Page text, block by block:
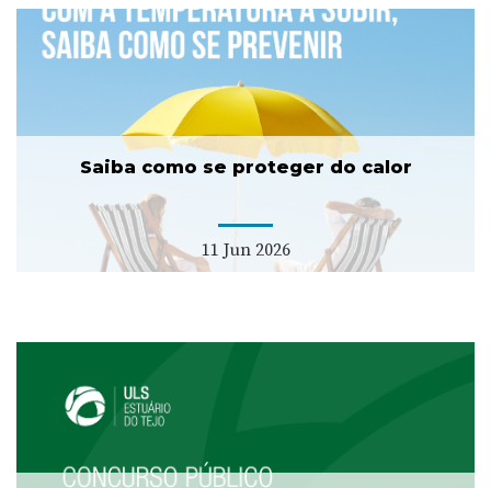
Saiba como se proteger do calor
11 Jun 2026